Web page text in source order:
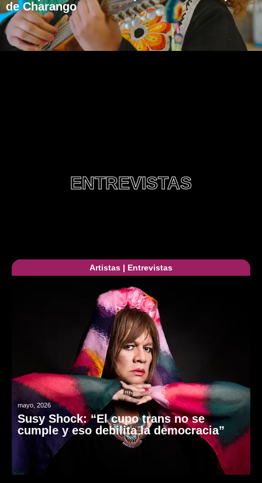
de Charango
ENTREVISTAS
Artistas | Entrevistas
mayo, 2026
Susy Shock: “El cupo trans no se
cumple y eso debilita la democracia”